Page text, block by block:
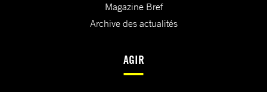
Magazine Bref
Archive des actualités
AGIR